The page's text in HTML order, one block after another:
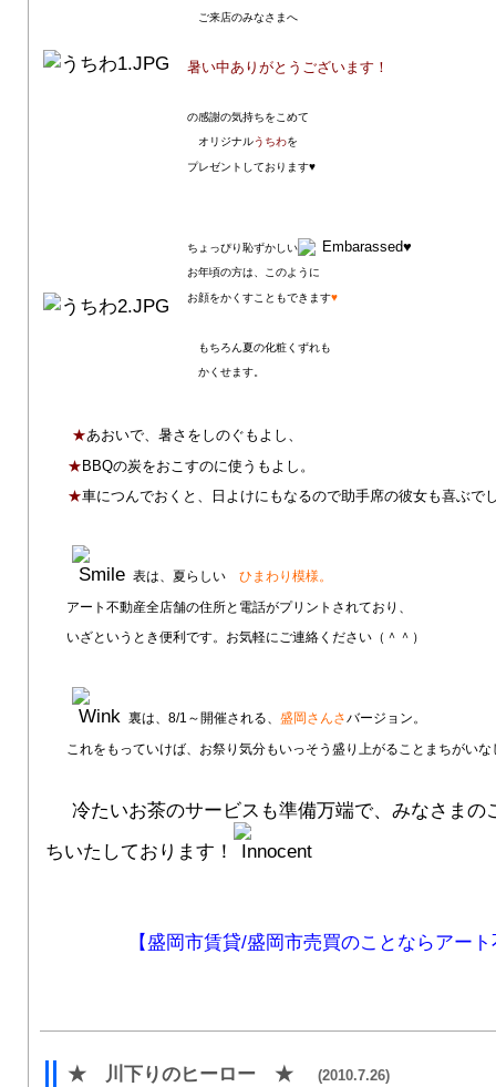
ご来店のみなさまへ
暑い中ありがとうございます！
の感謝の気持ちをこめて
オリジナルうちわを
プレゼントしております♥
ちょっぴり恥ずかしい ♥
お年頃の方は、このように
お顔をかくすこともできます♥
もちろん夏の化粧くずれも
かくせます。
★あおいで、暑さをしのぐもよし、
★BBQの炭をおこすのに使うもよし。
★車につんでおくと、日よけにもなるので助手席の彼女も喜ぶで
表は、夏らしい ひまわり模様。
アート不動産全店舗の住所と電話がプリントされており、
いざというとき便利です。お気軽にご連絡ください（＾＾）
裏は、8/1～開催される、 盛岡さんさバージョン。
これをもっていけば、お祭り気分もいっそう盛り上がることまちがいな
冷たいお茶のサービスも準備万端で、みなさまの
ちいたしております！
【盛岡市賃貸/盛岡市売買のことならアー
★ 川下りのヒーロー ★ (2010.7.26)